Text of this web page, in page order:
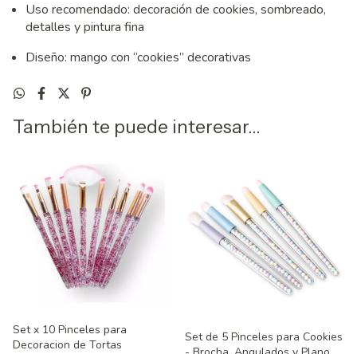
Uso recomendado: decoración de cookies, sombreado,
detalles y pintura fina
Diseño: mango con “cookies” decorativas
También te puede interesar...
Set x 10 Pinceles para
Decoracion de Tortas
Set de 5 Pinceles para Cookies